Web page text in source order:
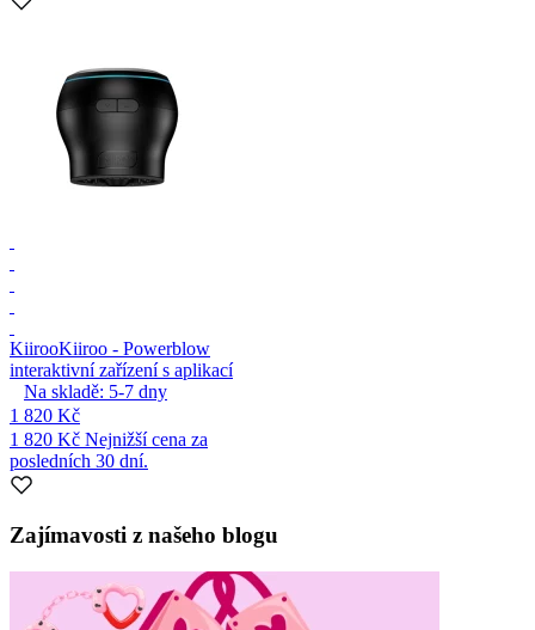
KiirooKiiroo - Powerblow
interaktivní zařízení s aplikací
Na skladě: 5-7 dny
1 820 Kč
1 820 Kč Nejnižší cena za
posledních 30 dní.
Zajímavosti z našeho blogu